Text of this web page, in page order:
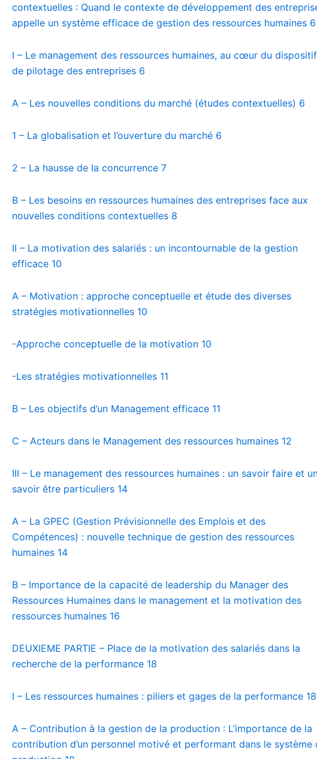
contextuelles : Quand le contexte de développement des
appelle un système efficace de gestion des ressources humaines 6
I – Le management des ressources humaines, au cœur du dispositif
de pilotage des entreprises 6
A – Les nouvelles conditions du marché (études contextuelles) 6
1 – La globalisation et l’ouverture du marché 6
2 – La hausse de la concurrence 7
B – Les besoins en ressources humaines des entreprises face aux
nouvelles conditions contextuelles 8
II – La motivation des salariés : un incontournable de la gestion
efficace 10
A – Motivation : approche conceptuelle et étude des diverses
stratégies motivationnelles 10
-Approche conceptuelle de la motivation 10
-Les stratégies motivationnelles 11
B – Les objectifs d’un Management efficace 11
C – Acteurs dans le Management des ressources humaines 12
III – Le management des ressources humaines : un savoir faire et
savoir être particuliers 14
A – La GPEC (Gestion Prévisionnelle des Emplois et des
Compétences) : nouvelle technique de gestion des ressources
humaines 14
B – Importance de la capacité de leadership du Manager des
Ressources Humaines dans le management et la motivation des
ressources humaines 16
DEUXIEME PARTIE – Place de la motivation des salariés dans la
recherche de la performance 18
I – Les ressources humaines : piliers et gages de la performance 18
A – Contribution à la gestion de la production : L’importance de la
contribution d’un personnel motivé et performant dans le système